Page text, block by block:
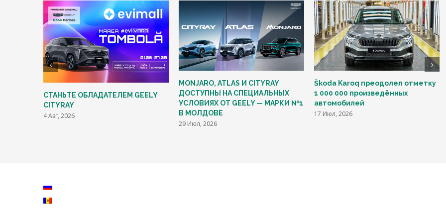
СТАНЬТЕ ОБЛАДАТЕЛЕМ GEELY
CITYRAY
4 Авг, 2026
MONJARO, ATLAS И CITYRAY
ДОСТУПНЫ НА СПЕЦИАЛЬНЫХ
УСЛОВИЯХ ОТ GEELY — МАРКИ №1
В МОЛДОВЕ
29 Июл, 2026
Škoda Karoq преодолел отметку
1 000 000 произведённых
автомобилей
17 Июл, 2026